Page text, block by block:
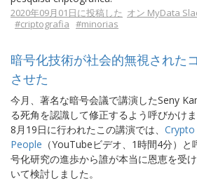
2020年09月01日に投稿した オン MyData
#criptografia #minorias
暗号化技術が社会的無視された
させた
今月、著名な暗号会議で講演したSeny
る死角を認識して修正するよう呼びかけま
8月19日に行われたこの講演では、
People （YouTubeビデオ、1時間4分）
号化研究の進歩から誰が本当に恩恵を受
いて検討しました。